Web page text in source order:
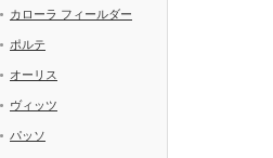
カローラ フィールダー
ポルテ
オーリス
ヴィッツ
パッソ